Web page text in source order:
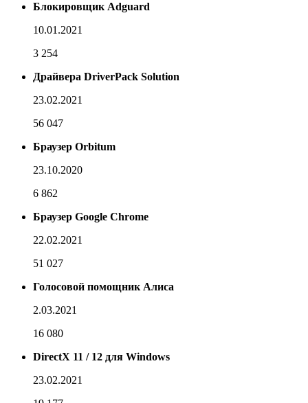
Блокировщик Adguard
10.01.2021
3 254
Драйвера DriverPack Solution
23.02.2021
56 047
Браузер Orbitum
23.10.2020
6 862
Браузер Google Chrome
22.02.2021
51 027
Голосовой помощник Алиса
2.03.2021
16 080
DirectX 11 / 12 для Windows
23.02.2021